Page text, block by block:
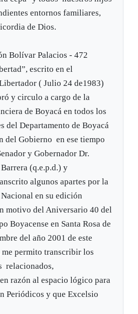
entornos familiares,
de Dios.
Bolívar Palacios - 472
escrito en el
( Julio 24 de1983)
y circulo a cargo de la
de Boyacá en todos los
del Departamento de Boyacá
del Gobierno en ese tiempo
y Gobernador Dr.
(q.e.p.d.) y
algunos apartes por la
en su edición
motivo del Aniversario 40 del
Boyacense en Santa Rosa de
del año 2001 de este
permito transcribir los
relacionados,
razón al espacio lógico para
Periódicos y que Excelsio